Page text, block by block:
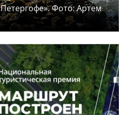
Фото: Артем